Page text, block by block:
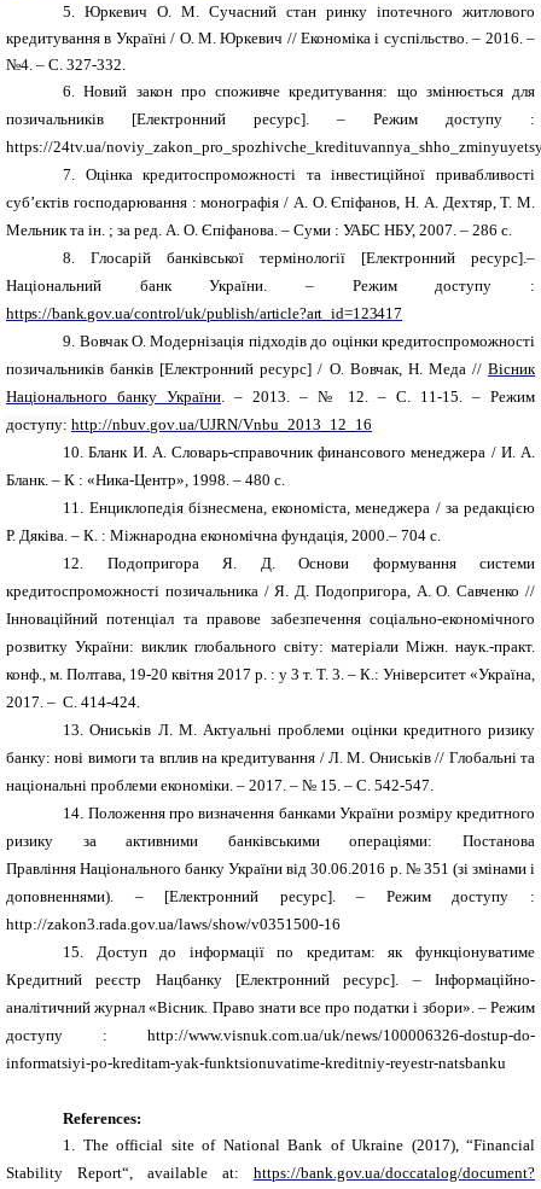
5.
Юркевич О. М. Сучасний стан ринку іпотечного житлового
кредитування в Україні / О. М. Юркевич // Економіка і суспільство. – 2016. –
№4. – С. 327-332.
6.
Новий закон про споживче кредитування: що змінюється для
позичальників [Електронний ресурс]. – Режим доступу :
https://24tv.ua/
7.
Оцінка кредитоспроможності та інвестиційної привабливості
суб’єктів господарювання : монографія / А. О. Єпіфанов, Н. А. Дехтяр, Т. М.
Мельник та ін. ; за ред. А. О. Єпіфанова. – Суми : УАБС НБУ, 2007. – 286 с.
8.
Глосарій банківської термінології [Електронний ресурс].–
Національний банк України. – Режим доступу :
https://bank.gov.ua/control/uk/publish/article?art_id=123417
9. Вовчак О. Модернізація підходів до оцінки кредитоспроможності
позичальників банків [Електронний ресурс] / О. Вовчак, Н. Меда // Вісник
Національного банку України . – 2013. – № 12. – С. 11-15. – Режим
доступу: http://nbuv gov ua/UJRN/Vnbu _2013_12_16
10. Бланк И. А. Словарь-справочник финансового менеджера / И. А.
Бланк. – К : «Ника-Центр», 1998. – 480 с.
11.
Енциклопедія бізнесмена, економіста, менеджера / за редакцією
Р. Дяківа. – К. : Міжнародна економічна фундація, 2000.– 704 с.
12.
Подопригора Я. Д. Основи формування системи
кредитоспроможності позичальника / Я. Д. Подопригора, А. О. Савченко//
Інноваційний потенціал та правове забезпечення соціально-економічного
розвитку України: виклик глобального світу: матеріали Міжн. наук.-практ.
конф., м. Полтава, 19-20 квітня 2017 р. : у 3 т. Т. 3. – К.: Університет «Україна,
2017. – С. 414-424.
13.
Ониськів Л. М. Актуальні проблеми оцінки кредитного ризику
банку: нові вимоги та вплив на кредитування / Л. М. Ониськів // Глобальні та
національні проблеми економіки. – 2017. – № 15. – С. 542-547.
14. Положення про визначення банками України розміру кредитного
ризику за активними банківськими операціями:Постанова
Правління Національного банку Українивід30.06.2016 р. № 351 (зі змінами і
доповненнями). – [Електронний ресурс]. – Режим доступу :
http://zakon3.rada.gov.ua/laws/show/v0351500-16
15.
Доступ до інформації по кредитам: як функціонуватиме
Кредитний реєстр Нацбанку
[Електронний ресурс]. –Інформаційно-
аналітичний журнал «Вісник. Право знати все про податки і збори» – Режим
доступу : http://www.visnuk.com.ua/uk/news/100006326-dostup-do-
informatsiyi-po-kreditam-yak-funktsionuvatime-kreditniy-reyestr-natsbanku
References:
1.
Theofficial site ofNational Bank of Ukraine (2017),“Financial
Stability Report“ available at: https://bank.gov.ua/doccatalog/document?